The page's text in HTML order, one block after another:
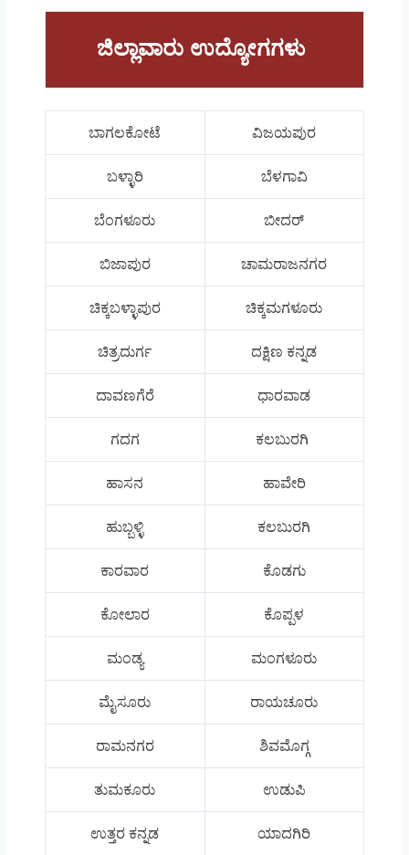
ಜಿಲ್ಲಾವಾರು ಉದ್ಯೋಗಗಳು
ಬಾಗಲಕೋಟೆ ವಿಜಯಪುರ
ಬಳ್ಳಾರಿ ಬೆಳಗಾವಿ
ಬೆಂಗಳೂರು ಬೀದರ್
ಬಿಜಾಪುರ ಚಾಮರಾಜನಗರ
ಚಿಕ್ಕಬಳ್ಳಾಪುರ ಚಿಕ್ಕಮಗಳೂರು
ಚಿತ್ರದುರ್ಗ ದಕ್ಷಿಣ ಕನ್ನಡ
ದಾವಣಗೆರೆ ಧಾರವಾಡ
ಗದಗ ಕಲಬುರಗಿ
ಹಾಸನ ಹಾವೇರಿ
ಹುಬ್ಬಳ್ಳಿ ಕಲಬುರಗಿ
ಕಾರವಾರ ಕೊಡಗು
ಕೋಲಾರ ಕೊಪ್ಪಳ
ಮಂಡ್ಯ ಮಂಗಳೂರು
ಮೈಸೂರು ರಾಯಚೂರು
ರಾಮನಗರ ಶಿವಮೊಗ್ಗ
ತುಮಕೂರು ಉಡುಪಿ
ಉತ್ತರ ಕನ್ನಡ ಯಾದಗಿರಿ